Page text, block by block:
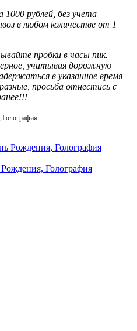
1000 рублей, без учёта
в любом количестве от 1
пробки в часы пик.
учитывая дорожную
в указанное время
просьба отнестись с
Голография